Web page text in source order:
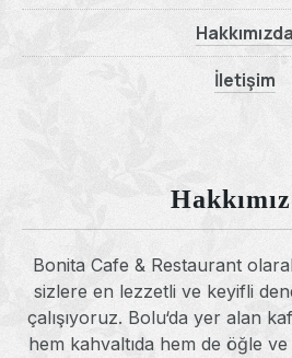
Hakkımızda
İletişim
Bonita Cafe & Restaurant
sizlere en lezzetli ve keyifli
çalışıyoruz. Bolu‘da yer alan
hem kahvaltıda hem de öğle